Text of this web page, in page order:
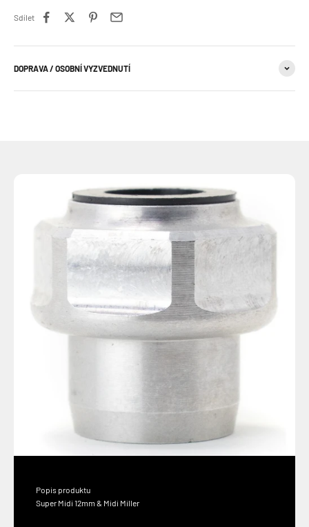
Sdílet
DOPRAVA / OSOBNÍ VYZVEDNUTÍ
Popis produktu
Super Midi 12mm & Midi Miller